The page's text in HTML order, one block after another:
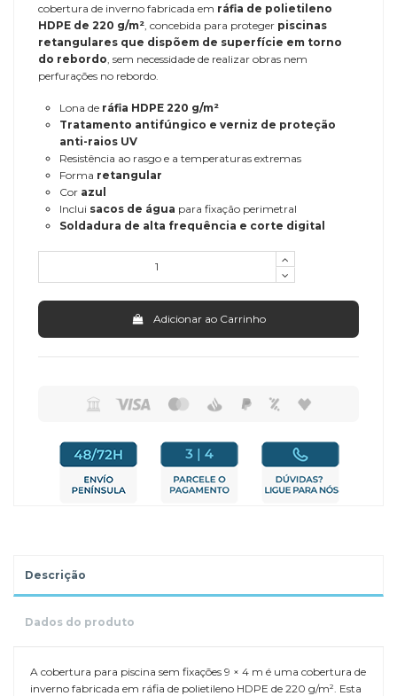
cobertura de inverno fabricada em ráfia de polietileno
HDPE de 220 g/m², concebida para proteger piscinas
retangulares que dispõem de superfície em torno
do rebordo, sem necessidade de realizar obras nem
perfurações no rebordo.
Lona de ráfia HDPE 220 g/m²
Tratamento antifúngico e verniz de proteção
anti-raios UV
Resistência ao rasgo e a temperaturas extremas
Forma retangular
Cor azul
Inclui sacos de água para fixação perimetral
Soldadura de alta frequência e corte digital
Adicionar ao Carrinho
Descrição
Dados do produto
A cobertura para piscina sem fixações 9 × 4 m é uma cobertura de
inverno fabricada em ráfia de polietileno HDPE de 220 g/m². Esta